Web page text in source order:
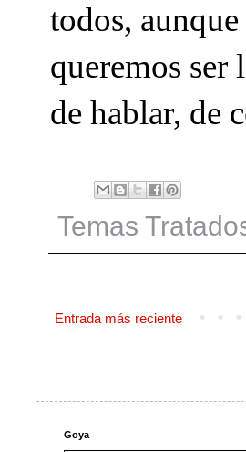
todos,
queremos ser
de hablar, de
Temas
Entrada más reciente
Goya